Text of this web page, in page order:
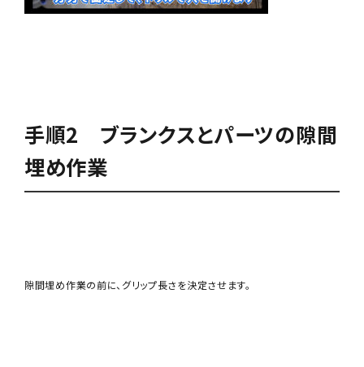
手順2 ブランクスとパーツの隙間
埋め作業
隙間埋め作業の前に、グリップ長さを決定させます。